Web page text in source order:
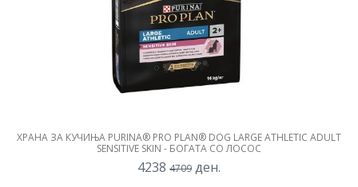
ХРАНА ЗА КУЧИЊА PURINA® PRO PLAN® DOG LARGE ATHLETIC ADULT
SENSITIVE SKIN - БОГАТА СО ЛОСОС
4238 4709 ден.